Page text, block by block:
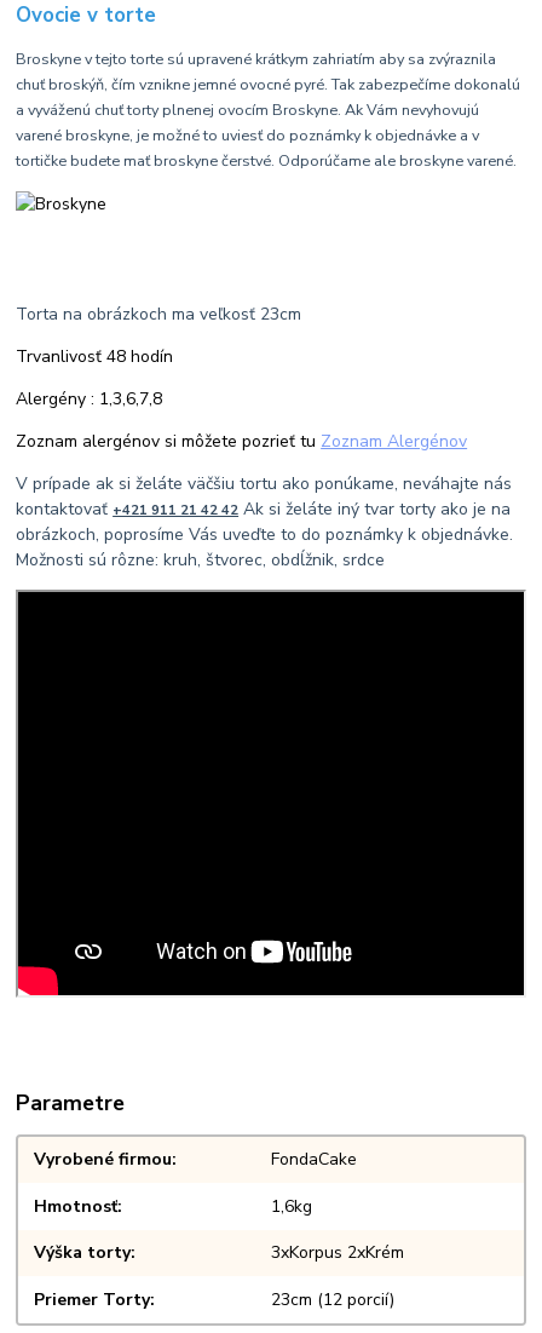
Ovocie v torte
Broskyne v tejto torte sú upravené krátkym zahriatím aby sa zvýraznila
chuť broskýň, čím vznikne jemné ovocné pyré. Tak zabezpečíme dokonalú
a vyváženú chuť torty plnenej ovocím Broskyne. Ak Vám nevyhovujú
varené broskyne, je možné to uviesť do poznámky k objednávke a v
tortičke budete mať broskyne čerstvé. Odporúčame ale broskyne varené.
Torta na obrázkoch ma veľkosť 23cm
Trvanlivosť 48 hodín
Alergény : 1,3,6,7,8
Zoznam alergénov si môžete pozrieť tu Zoznam Alergénov
V prípade ak si želáte väčšiu tortu ako ponúkame, neváhajte nás
kontaktovať +421 911 21 42 42 Ak si želáte iný tvar torty ako je na
obrázkoch, poprosíme Vás uveďte to do poznámky k objednávke.
Možnosti sú rôzne: kruh, štvorec, obdĺžnik, srdce
Parametre
Vyrobené firmou FondaCake
Hmotnosť 1,6kg
Výška torty 3xKorpus 2xKrém
Priemer Torty 23cm (12 porcií)